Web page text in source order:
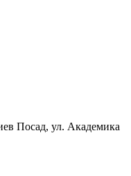
Посад, ул. Академика